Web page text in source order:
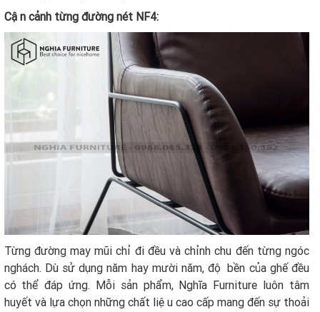
Cận cảnh từng đường nét NF4:
Từng đường may mũi chỉ đi đều và chỉnh chu đến từng ngóc
nghách. Dù sử dụng năm hay mười năm, độ bền của ghế đều
có thể đáp ứng. Mỗi sản phẩm, Nghĩa Furniture luôn tâm
huyết và lựa chọn những chất liệu cao cấp mang đến sự thoải